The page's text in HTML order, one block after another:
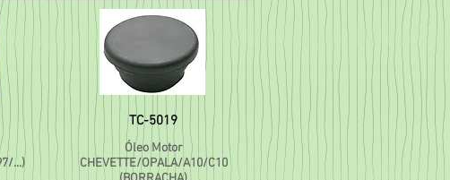
...)
TC-5019
Óleo Motor
CHEVETTE/OPALA/A10/C10